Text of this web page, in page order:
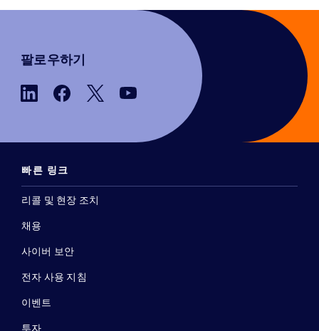
팔로우하기
빠른 링크
리콜 및 현장 조치
채용
사이버 보안
전자 사용 지침
이벤트
투자